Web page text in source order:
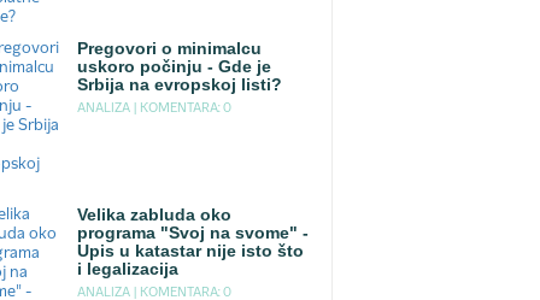
Pregovori o minimalcu
uskoro počinju - Gde je
Srbija na evropskoj listi?
ANALIZA | KOMENTARA: 0
Velika zabluda oko
programa "Svoj na svome" -
Upis u katastar nije isto što
i legalizacija
ANALIZA | KOMENTARA: 0